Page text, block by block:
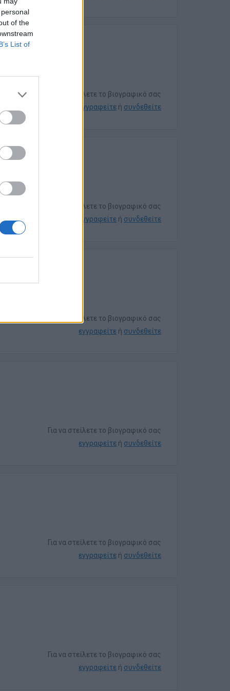
of the
List of
Για να στείλετε το βιογραφικό σας
εγγραφείτε ή συνδεθείτε
Για να στείλετε το βιογραφικό σας
εγγραφείτε ή συνδεθείτε
Για να στείλετε το βιογραφικό σας
εγγραφείτε ή συνδεθείτε
Για να στείλετε το βιογραφικό σας
εγγραφείτε ή συνδεθείτε
Για να στείλετε το βιογραφικό σας
εγγραφείτε ή συνδεθείτε
Για να στείλετε το βιογραφικό σας
εγγραφείτε ή συνδεθείτε